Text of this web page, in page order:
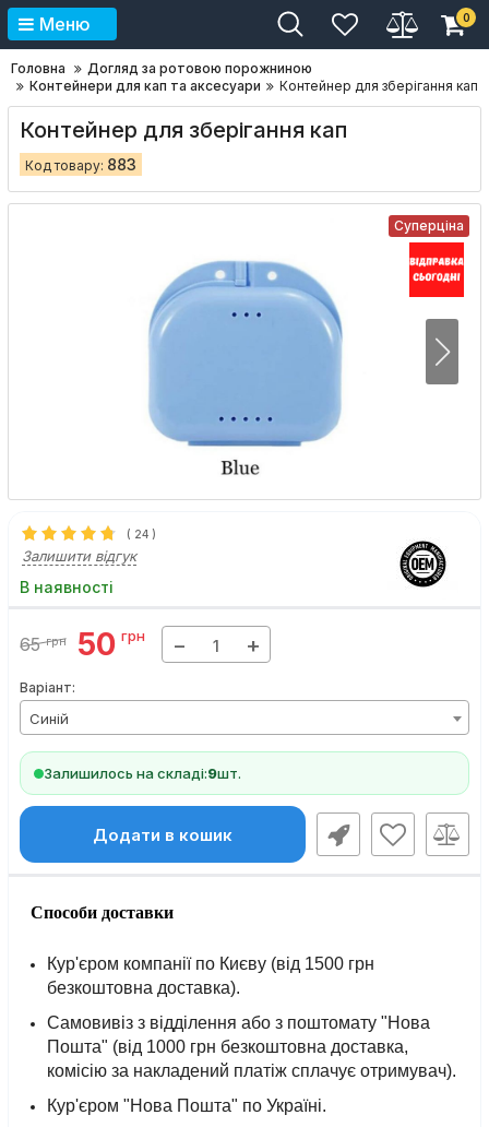
Меню 0
Головна
Догляд за ротовою порожниною
Контейнери для кап та аксесуари
Контейнер для зберігання кап
Контейнер для зберігання кап
Код товару: 883
Суперціна
( 24 )
Залишити відгук
В наявності
65 грн 50 грн − +
Варіант:
Синій
Залишилось на складі:9шт.
Додати в кошик
Способи доставки
Кур'єром компанії по Києву (від 1500 грн
безкоштовна доставка).
Самовивіз з відділення або з поштомату "Нова
Пошта" (від 1000 грн безкоштовна доставка,
комісію за накладений платіж сплачує отримувач).
Кур'єром "Нова Пошта" по Україні.